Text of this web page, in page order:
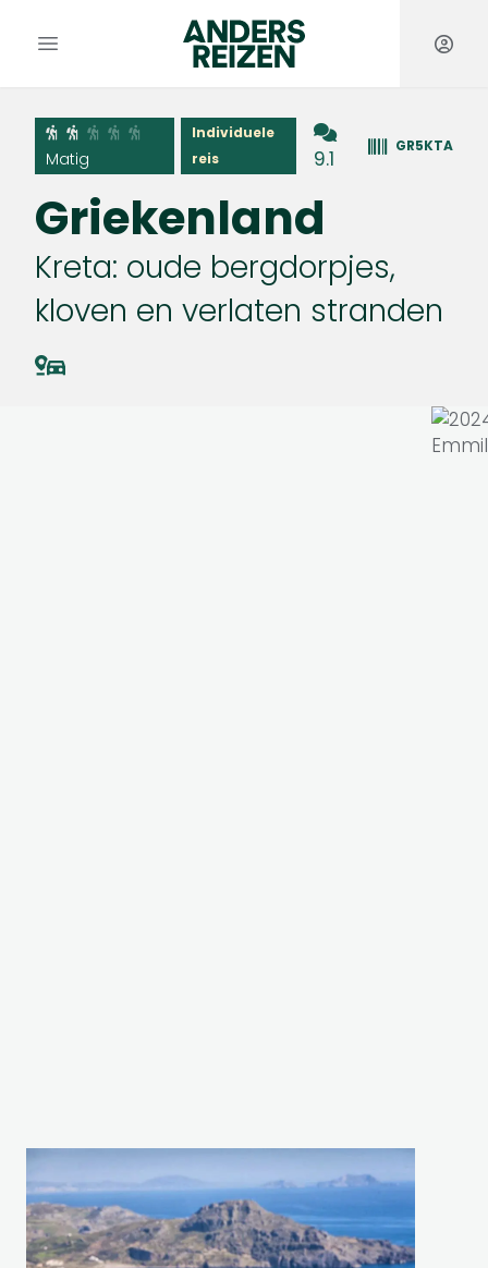
Open hoofdmenu
Anders Reizen
Matig
Individuele
reis
9.1
GR5KTA
Griekenland
Kreta: oude bergdorpjes,
kloven en verlaten stranden